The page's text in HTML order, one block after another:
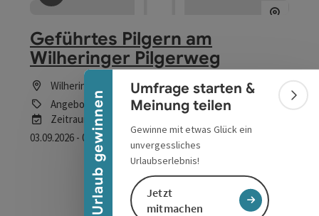
Urlaub gewinnen
Banner einklappen
Umfrage starten &
Meinung teilen
Gewinne mit etwas Glück ein
unvergessliches
Urlaubserlebnis!
Jetzt
mitmachen
Beitrag merken : Geführtes Pilgern am Wilheringer
Geführtes Pilgern am
Wilheringer Pilgerweg
Wilhering
Angebot
Zeitraum
03.09.2026 - 05.09.2026
(weitere Termine)
ab € 120,00